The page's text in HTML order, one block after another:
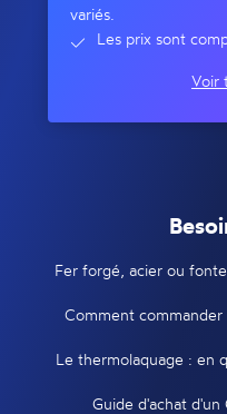
variés.
Les prix sont
Voir
Fer forgé, acier ou
Comment commander
Le thermolaquage : en
Guide d'achat d'un